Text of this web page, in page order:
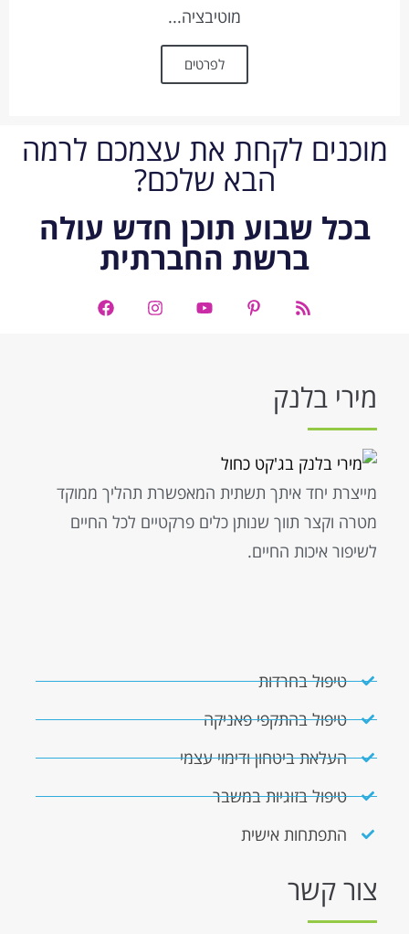
מוטיבציה...
לפרטים
מוכנים לקחת את עצמכם לרמה
הבא שלכם?
בכל שבוע תוכן חדש עולה
ברשת החברתית
מירי בלנק
מייצרת יחד איתך תשתית המאפשרת תהליך ממוקד
מטרה וקצר תווך שנותן כלים פרקטיים לכל החיים
לשיפור איכות החיים.
טיפול בחרדות
טיפול בהתקפי פאניקה
העלאת ביטחון ודימוי עצמי
טיפול בזוגיות במשבר
התפתחות אישית
צור קשר